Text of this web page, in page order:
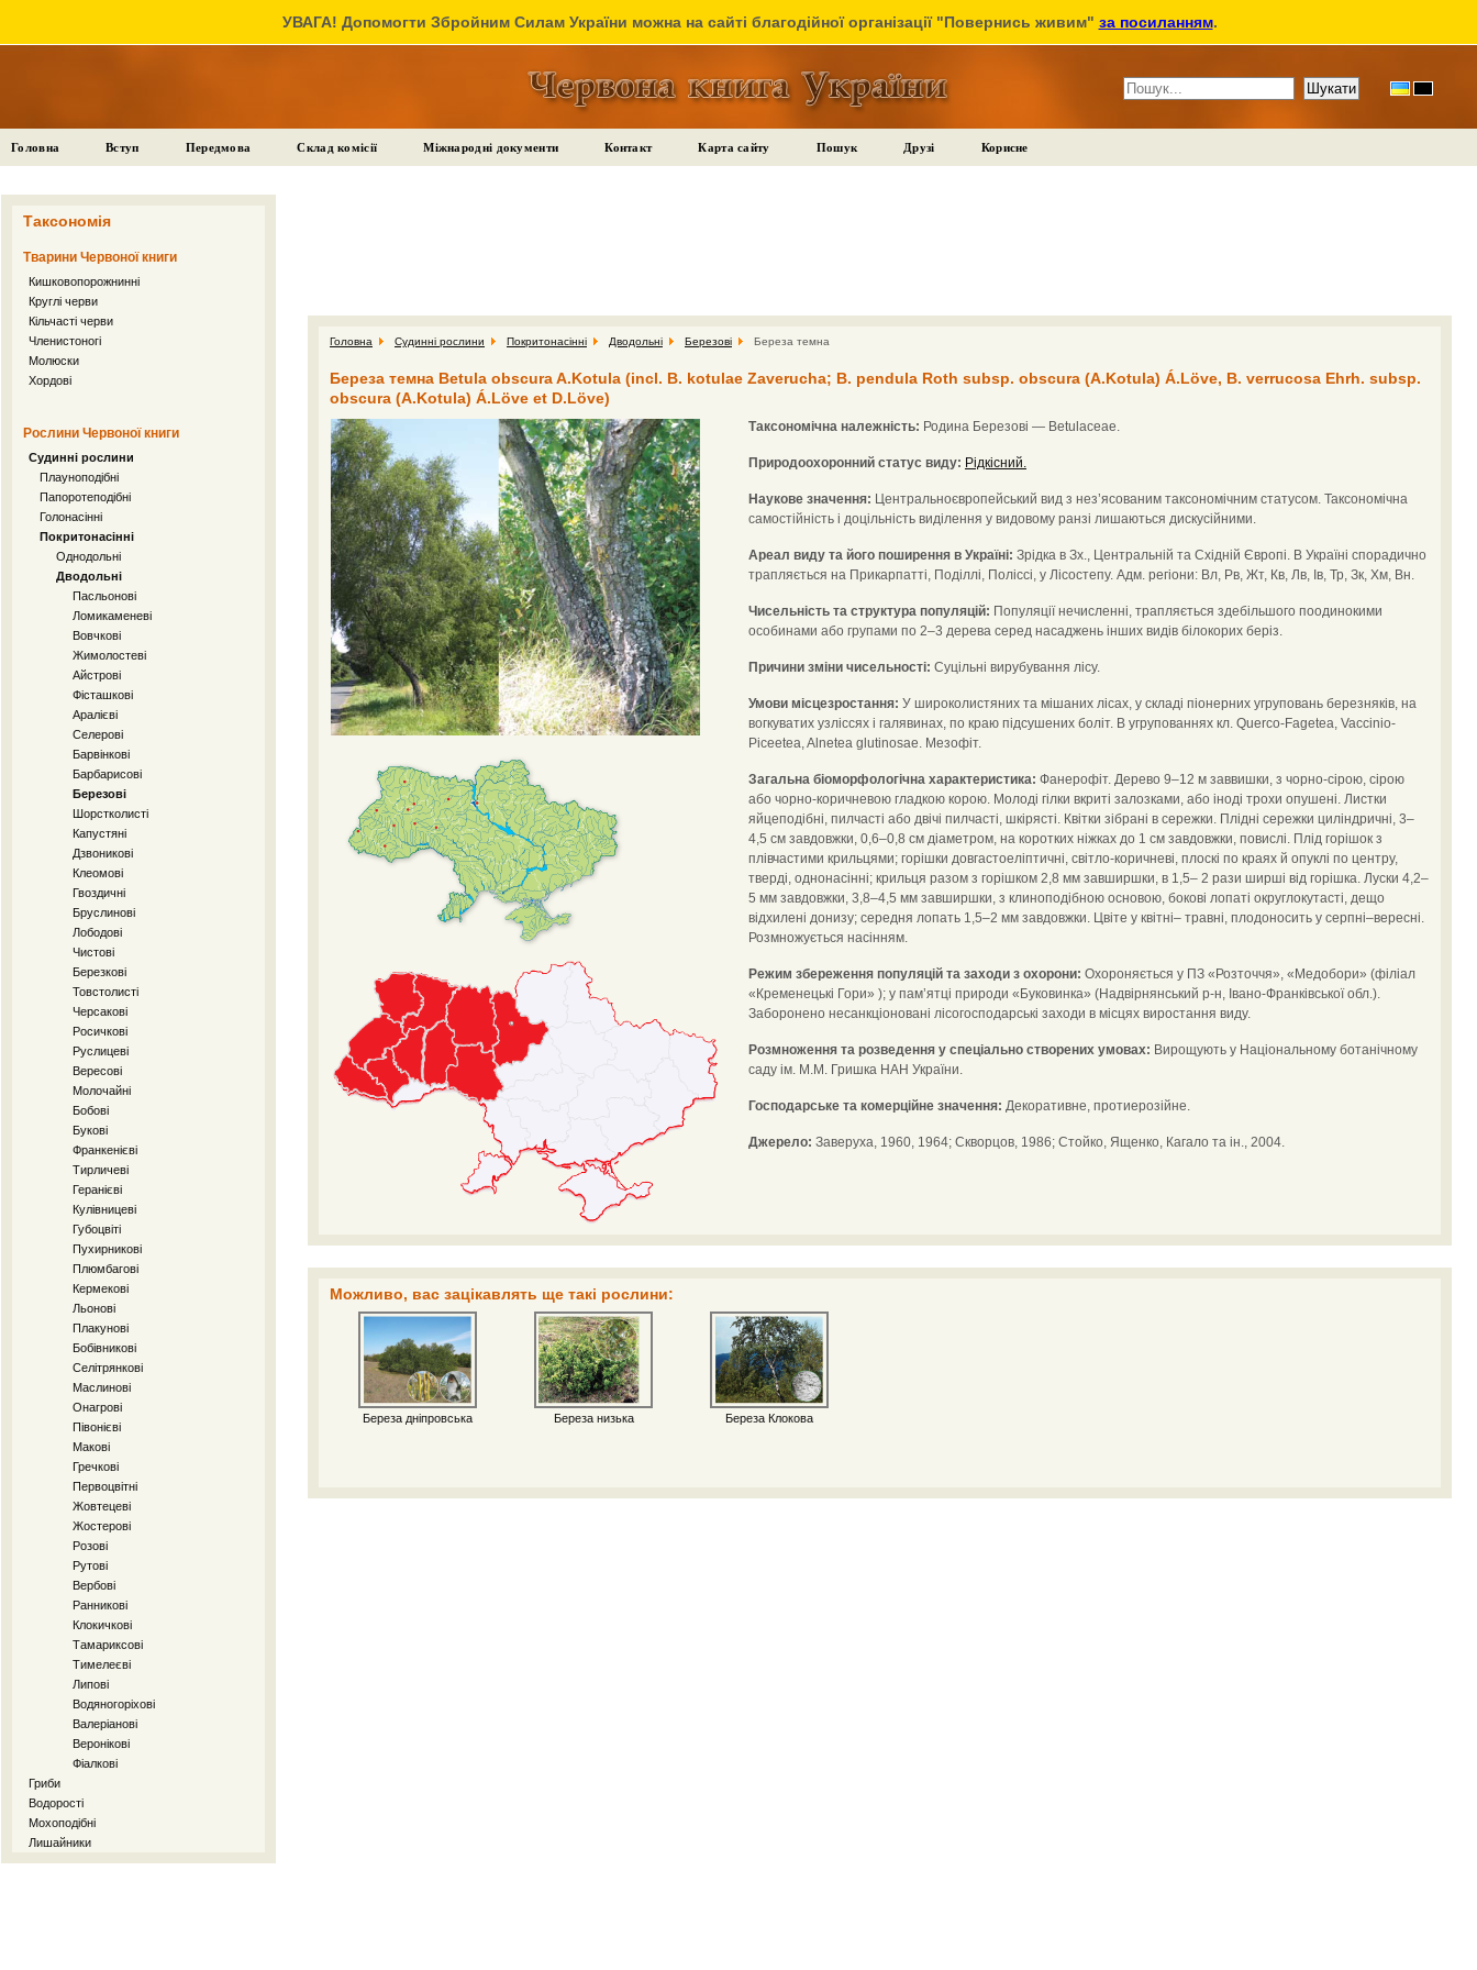
УВАГА! Допомогти Збройним Силам України можна на сайті благодійної організації "Повернись живим" за посиланням.
Головна Вступ Передмова Склад комісії Міжнародні документи Контакт Карта сайту Пошук Друзі Корисне
Таксономія
Тварини Червоної книги
Кишковопорожнинні
Круглі черви
Кільчасті черви
Членистоногі
Молюски
Хордові
Рослини Червоної книги
Судинні рослини
Плауноподібні
Папоротеподібні
Голонасінні
Покритонасінні
Однодольні
Дводольні
Пасльонові
Ломикаменеві
Вовчкові
Жимолостеві
Айстрові
Фісташкові
Аралієві
Селерові
Барвінкові
Барбарисові
Березові
Шорстколисті
Капустяні
Дзвоникові
Клеомові
Гвоздичні
Бруслинові
Лободові
Чистові
Березкові
Товстолисті
Черсакові
Росичкові
Руслицеві
Вересові
Молочайні
Бобові
Букові
Франкенієві
Тирличеві
Геранієві
Кулівницеві
Губоцвіті
Пухирникові
Плюмбагові
Кермекові
Льонові
Плакунові
Бобівникові
Селітрянкові
Маслинові
Онагрові
Півонієві
Макові
Гречкові
Первоцвітні
Жовтецеві
Жостерові
Розові
Рутові
Вербові
Ранникові
Клокичкові
Тамариксові
Тимелеєві
Липові
Водяногоріхові
Валеріанові
Веронікові
Фіалкові
Гриби
Водорості
Мохоподібні
Лишайники
Головна Судинні рослини Покритонасінні Дводольні Березові Береза темна
Береза темна Betula obscura A.Kotula (incl. B. kotulae Zaverucha; B. pendula Roth subsp. obscura (A.Kotula) Á.Löve, B. verrucosa Ehrh. subsp.
obscura (A.Kotula) Á.Löve et D.Löve)
Таксономічна належність: Родина Березові — Betulaceae.
Природоохоронний статус виду: Рідкісний.
Наукове значення: Центральноєвропейський вид з нез’ясованим таксономічним статусом. Таксономічна
самостійність і доцільність виділення у видовому ранзі лишаються дискусійними.
Ареал виду та його поширення в Україні: Зрідка в Зх., Центральній та Східній Європі. В Україні спорадично
трапляється на Прикарпатті, Поділлі, Поліссі, у Лісостепу. Адм. регіони: Вл, Рв, Жт, Кв, Лв, Ів, Тр, Зк, Хм, Вн.
Чисельність та структура популяцій: Популяції нечисленні, трапляється здебільшого поодинокими
особинами або групами по 2–3 дерева серед насаджень інших видів білокорих беріз.
Причини зміни чисельності: Суцільні вирубування лісу.
Умови місцезростання: У широколистяних та мішаних лісах, у складі піонерних угруповань березняків, на
вогкуватих узліссях і галявинах, по краю підсушених боліт. В угрупованнях кл. Querco-Fagetea, Vaccinio-
Piceetea, Alnetea glutinosae. Мезофіт.
Загальна біоморфологічна характеристика: Фанерофіт. Дерево 9–12 м заввишки, з чорно-сірою, сірою
або чорно-коричневою гладкою корою. Молоді гілки вкриті залозками, або іноді трохи опушені. Листки
яйцеподібні, пилчасті або двічі пилчасті, шкірясті. Квітки зібрані в сережки. Плідні сережки циліндричні, 3–
4,5 см завдовжки, 0,6–0,8 см діаметром, на коротких ніжках до 1 см завдовжки, повислі. Плід горішок з
плівчастими крильцями; горішки довгастоеліптичні, світло-коричневі, плоскі по краях й опуклі по центру,
тверді, однонасінні; крильця разом з горішком 2,8 мм завширшки, в 1,5– 2 рази ширші від горішка. Луски 4,2–
5 мм завдовжки, 3,8–4,5 мм завширшки, з клиноподібною основою, бокові лопаті округлокутасті, дещо
відхилені донизу; середня лопать 1,5–2 мм завдовжки. Цвіте у квітні– травні, плодоносить у серпні–вересні.
Розмножується насінням.
Режим збереження популяцій та заходи з охорони: Охороняється у ПЗ «Розточчя», «Медобори» (філіал
«Кременецькі Гори» ); у пам’ятці природи «Буковинка» (Надвірнянський р-н, Івано-Франківської обл.).
Заборонено несанкціоновані лісогосподарські заходи в місцях виростання виду.
Розмноження та розведення у спеціально створених умовах: Вирощують у Національному ботанічному
саду ім. М.М. Гришка НАН України.
Господарське та комерційне значення: Декоративне, протиерозійне.
Джерело: Заверуха, 1960, 1964; Скворцов, 1986; Стойко, Ященко, Кагало та ін., 2004.
Можливо, вас зацікавлять ще такі рослини:
Береза дніпровська Береза низька Береза Клокова